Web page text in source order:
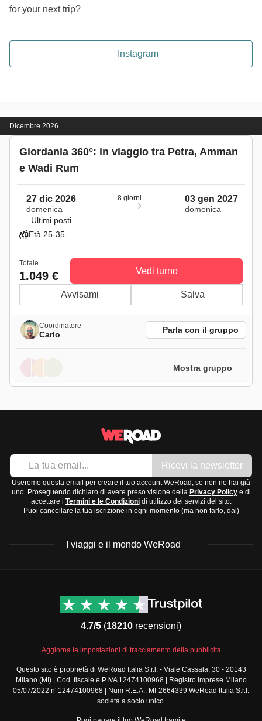
for your next trip?
Instagram
Dicembre 2026
Giordania 360°: in viaggio tra Petra, Amman
e Wadi Rum
27 dic 2026
domenica
8 giorni 03 gen 2027
domenica
Ultimi posti
Età 25-35
Totale
1.049 € Vedi turno
Avvisami Salva
Coordinatore
Carlo Parla con il gruppo
Mostra gruppo
Ricevi la newsletter
Useremo questa email per creare il tuo account WeRoad, se non ne hai già
uno. Proseguendo dichiaro di avere preso visione della Privacy Policye di
accettare i Termini e le Condizionidi utilizzo dei servizi del sito.
Puoi cancellare la tua iscrizione in ogni momento (ma non farlo, dai)
I viaggi e il mondo WeRoad
Viaggi di gruppo Nord
Viaggi di gruppo Centro
Viaggi di gruppo Sud
America
Viaggi di gruppo Africa
Viaggi di gruppo Medio
Contatti
Termini e condizioni
Condizioni generali
standard
Policy annullamento
viaggio
Cookie policy
4.7/5 (18210 recensioni)
Aggiorna le impostazioni di tracciamento della pubblicità
Questo sito è proprietà di WeRoad Italia S.r.l. - Viale Cassala, 30 - 20143
Milano (MI) | Cod. fiscale e P.IVA 12474100968 | Registro Imprese Milano
05/07/2022 n°12474100968 | Num R.E.A.: MI-2664339 WeRoad Italia S.r.l.
società a socio unico.